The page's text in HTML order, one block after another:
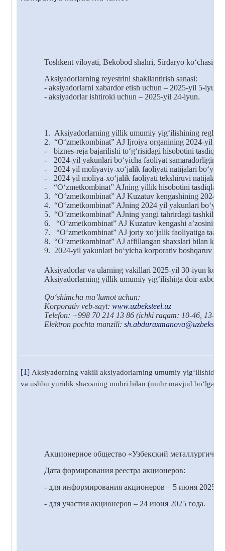
Toshkent viloyati, Bekobod shahri, Sirdaryo ko‘chasi,
Aksiyadorlarning reyestrini shakllantirish sanasi:
- aksiyadorlarni xabardoretishuchun – 2025-yil 5-iyun;
- aksiyadorlarishtirokiuchun – 2025-yil 24-iyun.
1. Aksiyadorlarning yillik umumiy yig‘ilishining
2. “O‘zmetkombinat” AJ Ijroiya organining 2024-yil
-
biznes-reja bajarilishi to‘g‘risidagi hisobotini
-
2024-yil yakunlari bo‘yicha faoliyat samaradorligini
-
2024 yil moliyaviy-xo‘jalik faoliyati natijalari
-
2024 yil moliya-xo‘jalik faoliyati tekshiruvi natijalari
-
“O‘zmetkombinat” AJning yillik hisobotini tasdiqlash.
3. “O‘zmetkombinat” AJ Kuzatuv kengashining
4. “O‘zmetkombinat” AJning 2024 yil yakunlari
5. “O‘zmetkombinat” AJning yangi tahrirdagi tashkiliy
6.
“O‘zmetkombinat” AJ Kuzatuv kengashi
7.
“O‘zmetkombinat” AJ joriy xo‘jalik faoliyatiga
8. “O‘zmetkombinat” AJ affillangan shaxslari bilan
9. 2024-yil yakunlari bo‘yicha korporativ boshqaruv
Aksiyadorlar va ularning vakillari 2025-yil 30-iyun kuni
Aksiyadorlarning yillik umumiy yig‘ilishiga doir
Qo‘shimchama’lumot uchun:
Korporativveb-sayt:www.uzbeksteel.uz
Telefon: +998 70 214 13 86 (ichki raqam: 10-46, 13-22)
Elektron pochta manzili:
[1] Aksiyadorning vakili aksiyadorlarning umumiy yig‘ilishida
va ushbu yuridik shaxsning muhri bilan (muhr mavjud bo‘lgan
Акционерное общество «Узбекский
Дата формирования реестра акционеров:
- для информирования акционеров – 5 июня 2025
- для участия акционеров – 24 июня 2025 года.